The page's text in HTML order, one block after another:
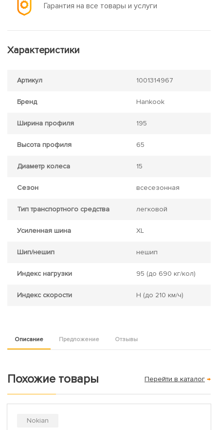
Гарантия на все товары и услуги
Характеристики
Артикул 1001314967
Бренд Hankook
Ширина профиля 195
Высота профиля 65
Диаметр колеса 15
Сезон всесезонная
Тип транспортного средства легковой
Усиленная шина XL
Шип/нешип нешип
Индекс нагрузки 95 (до 690 кг/кол)
Индекс скорости H (до 210 км/ч)
Описание Предложение Отзывы
Похожие товары Перейти в каталог →
Nokian